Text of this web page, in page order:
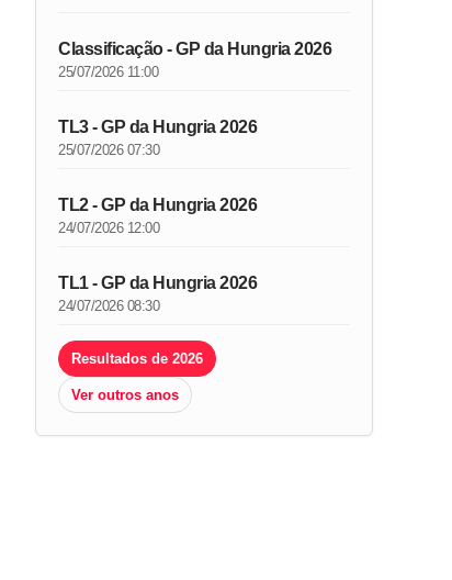
Classificação - GP da Hungria 2026
25/07/2026 11:00
TL3 - GP da Hungria 2026
25/07/2026 07:30
TL2 - GP da Hungria 2026
24/07/2026 12:00
TL1 - GP da Hungria 2026
24/07/2026 08:30
Resultados de 2026
Ver outros anos